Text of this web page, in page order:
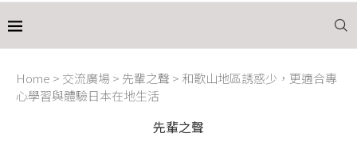
Home > 交流廣場 > 先輩之聲 > 和歌山地區誘惑少，更適合專
心學習與體驗日本在地生活
先輩之聲